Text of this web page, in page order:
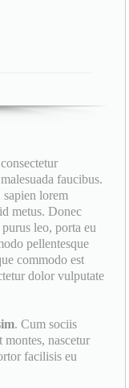
faucibus.
lorem
metus. Donec
leo, porta eu
pellentesque
commodo est
dolor vulputate
. Cum sociis
montes, nascetur
facilisis eu